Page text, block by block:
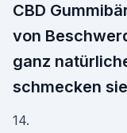
CBD
von
ganz
schmecken
14.